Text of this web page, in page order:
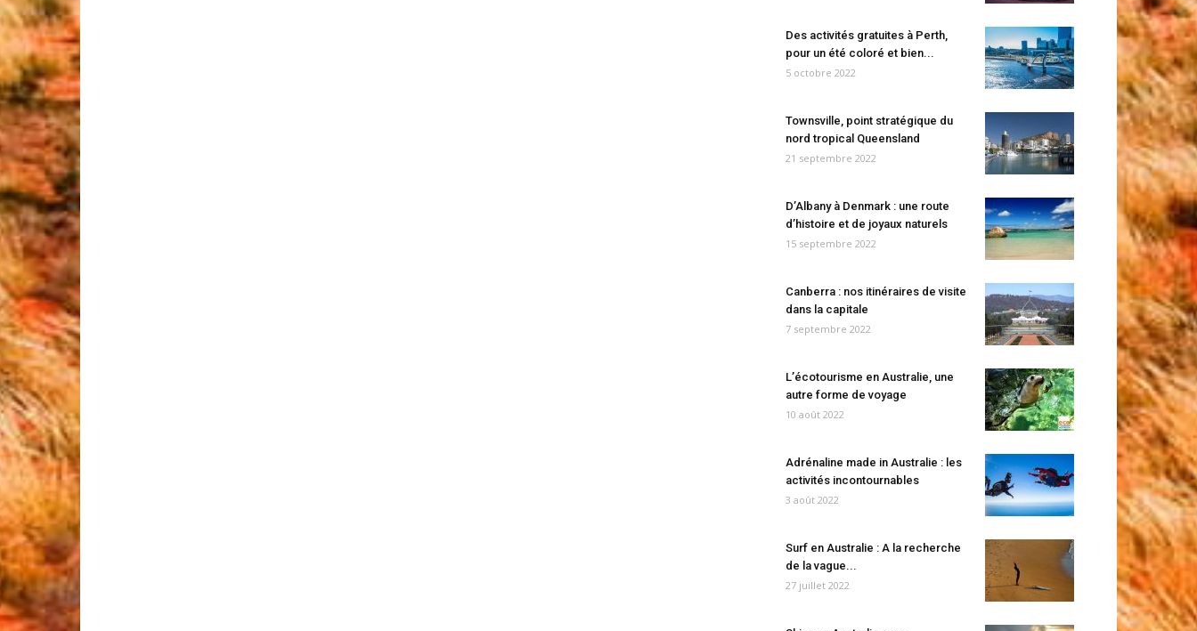
Des activités gratuites à Perth,
pour un été coloré et bien...
5 octobre 2022
Townsville, point stratégique du
nord tropical Queensland
21 septembre 2022
D’Albany à Denmark : une route
d’histoire et de joyaux naturels
15 septembre 2022
Canberra : nos itinéraires de visite
dans la capitale
7 septembre 2022
L’écotourisme en Australie, une
autre forme de voyage
10 août 2022
Adrénaline made in Australie : les
activités incontournables
3 août 2022
Surf en Australie : A la recherche
de la vague...
27 juillet 2022